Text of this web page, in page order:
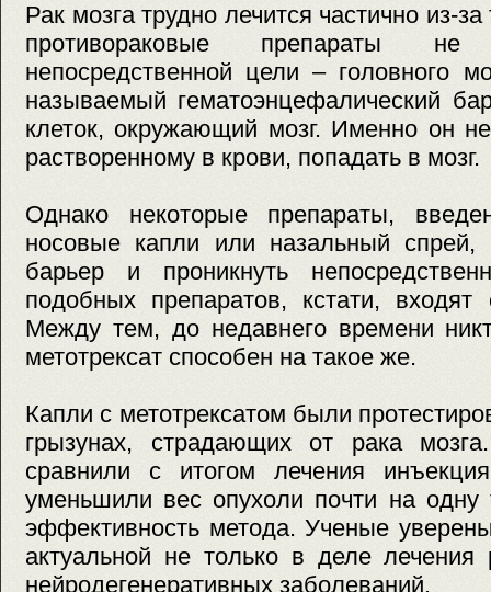
Рак мозга трудно лечится частично из-
противораковые препараты
непосредственной цели – головного
называемый гематоэнцефалический
клеток, окружающий мозг. Именно он не
растворенному в крови, попадать в мозг.
Однако некоторые препараты,
носовые капли или назальный спрей,
барьер и проникнуть
подобных препаратов, кстати, входят
Между тем, до недавнего времени
метотрексат способен на такое же.
Капли с метотрексатом были
грызунах, страдающих от рака
сравнили с итогом лечения
уменьшили вес опухоли почти на одну
эффективность метода. Ученые
актуальной не только в деле
нейродегенеративных заболеваний.